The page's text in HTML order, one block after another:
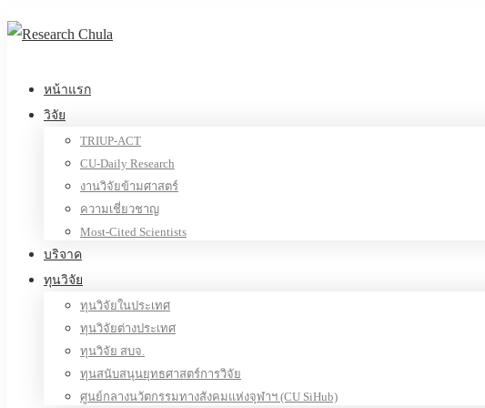
หน้าแรก
วิจัย
TRIUP-ACT
CU-Daily Research
งานวิจัยข้ามศาสตร์
ความเชี่ยวชาญ
Most-Cited Scientists
บริจาค
ทุนวิจัย
ทุนวิจัยในประเทศ
ทุนวิจัยต่างประเทศ
ทุนวิจัย สบจ.
ทุนสนับสนุนยุทธศาสตร์การวิจัย
ศูนย์กลางนวัตกรรมทางสังคมแห่งจุฬาฯ (CU SiHub)